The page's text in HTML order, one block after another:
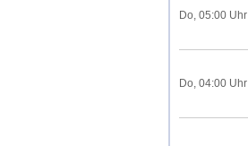
Do, 05:00 Uhr
Do, 04:00 Uhr